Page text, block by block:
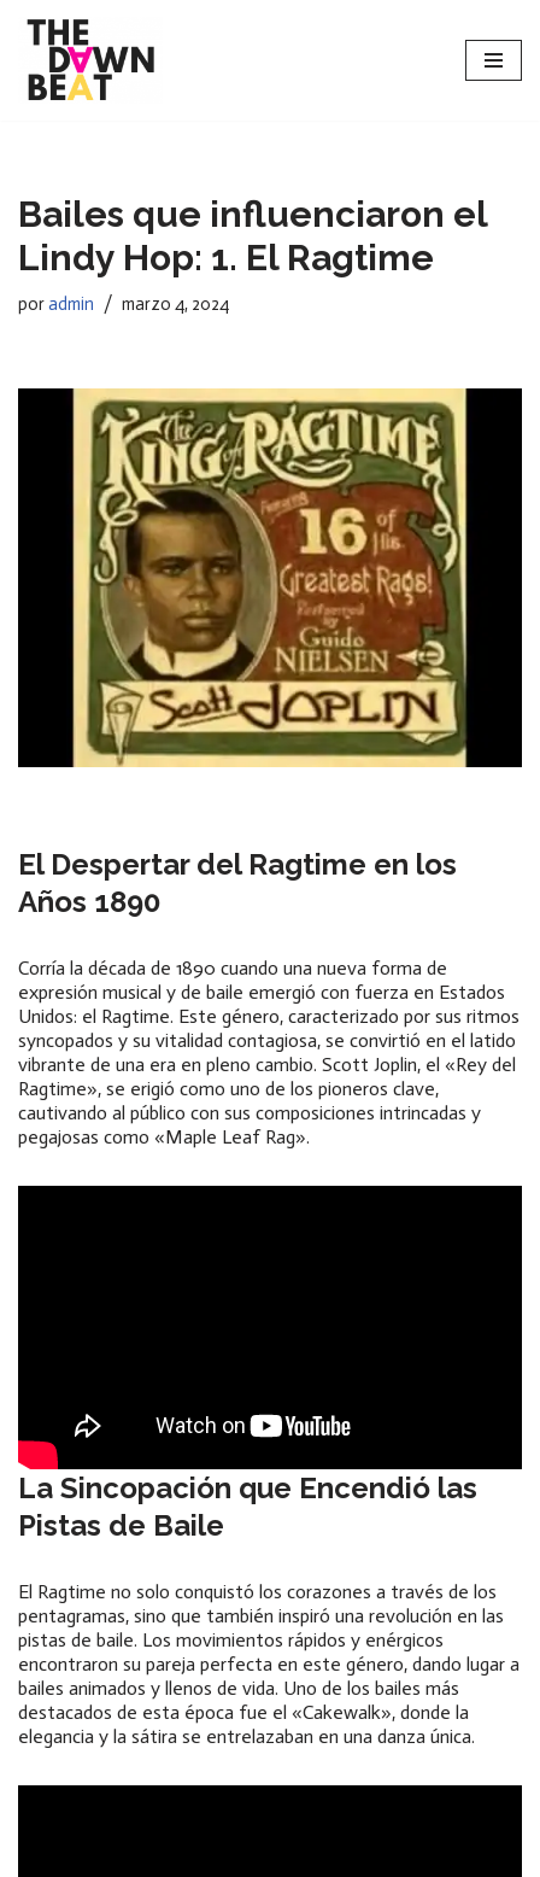
Saltar
Bailes que influenciaron el
Lindy Hop: 1. El Ragtime
poradmin marzo 4, 2024
El Despertar del Ragtime en los
Años 1890
Corría la década de 1890 cuando una nueva forma de
expresión musical y de baile emergió con fuerza en Estados
Unidos: el Ragtime. Este género, caracterizado por sus ritmos
syncopados y su vitalidad contagiosa, se convirtió en el latido
vibrante de una era en pleno cambio. Scott Joplin, el «Rey del
Ragtime», se erigió como uno de los pioneros clave,
cautivando al público con sus composiciones intrincadas y
pegajosas como «Maple Leaf Rag».
La Sincopación que Encendió las
Pistas de Baile
El Ragtime no solo conquistó los corazones a través de los
pentagramas, sino que también inspiró una revolución en las
pistas de baile. Los movimientos rápidos y enérgicos
encontraron su pareja perfecta en este género, dando lugar a
bailes animados y llenos de vida. Uno de los bailes más
destacados de esta época fue el «Cakewalk», donde la
elegancia y la sátira se entrelazaban en una danza única.